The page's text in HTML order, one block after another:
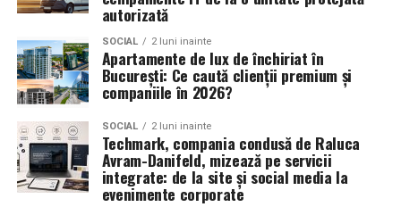
PIZZERIA VOLARE; MERLIN’S; DOWNTOWN FITNESS
MATEI BASARAB; THE COFFEE HOUSE; CLAUMAR
PESCAR; UNIVERSITATEA DE ȘTIINȚE AGRONOMICE
ȘI MEDICINĂ VETERINARĂ BUCUREȘTI
– SMT PALLADY; RAZELM LUXURY RESORT –
JURILOVCA; SCEMTOVICI & BENOWITZ GALLERY;
CREATIVE AVOCADOS; ALCHEMICO.
recreate prin alte mijloace. Oformatie nuntanu doar
canta, ci creeaza emotii, aduna oamenii pe ringul de
dans si transforma o petrecere obisnuita intr-un
eveniment de neuitat.
importante decizii ale mirilor si poate face diferenta
dintre o nunta frumoasa si una memorabila.
autorizată
SOCIAL 2 luni inainte
Apartamente de lux de închiriat în
București: Ce caută clienții premium și
companiile în 2026?
SOCIAL 2 luni inainte
Techmark, compania condusă de Raluca
Avram-Danifeld, mizează pe servicii
integrate: de la site și social media la
evenimente corporate